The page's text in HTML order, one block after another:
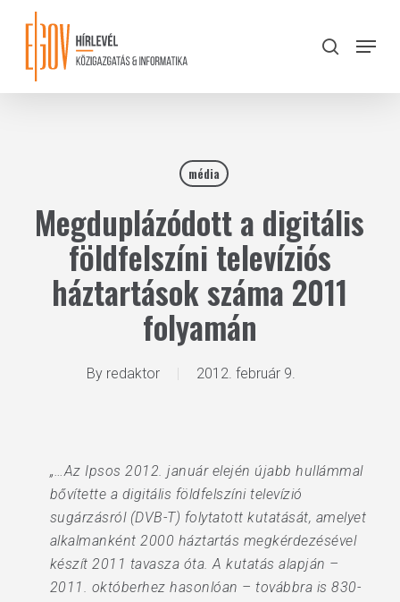
content
search
Menu
média
Megduplázódott a digitális
földfelszíni televíziós
háztartások száma 2011
folyamán
By redaktor 2012. február 9.
„…Az Ipsos 2012. január elején újabb hullámmal
bővítette a digitális földfelszíni televízió
sugárzásról (DVB-T) folytatott kutatását, amelyet
alkalmanként 2000 háztartás megkérdezésével
készít 2011 tavasza óta. A kutatás alapján –
2011. októberhez hasonlóan – továbbra is 830-
Close